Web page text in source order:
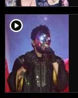
player2